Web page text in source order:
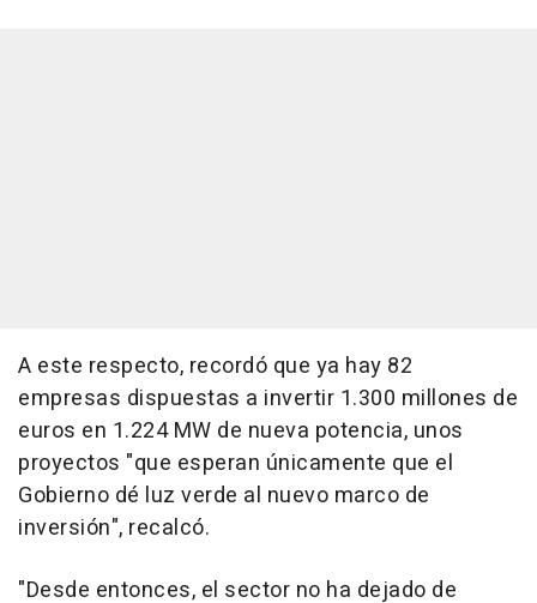
A este respecto, recordó que ya hay 82
empresas dispuestas a invertir 1.300 millones de
euros en 1.224 MW de nueva potencia, unos
proyectos "que esperan únicamente que el
Gobierno dé luz verde al nuevo marco de
inversión", recalcó.
"Desde entonces, el sector no ha dejado de